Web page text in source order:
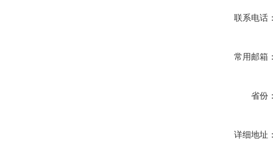
联系电话
常用邮箱
省份
详细地址